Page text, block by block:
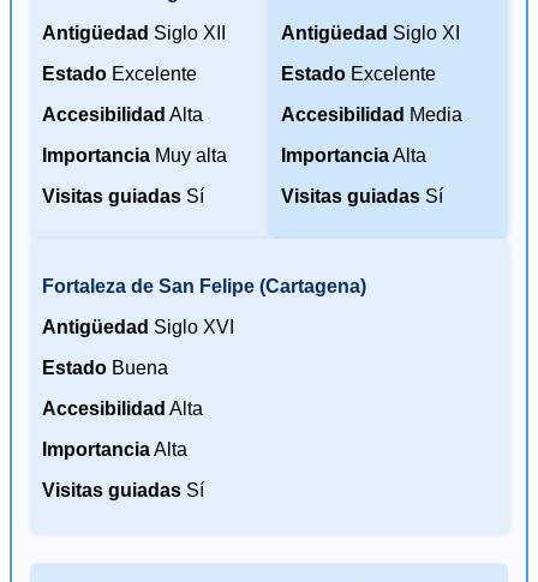
Antigüedad Siglo XII
Estado Excelente
Accesibilidad Alta
Importancia Muy alta
Visitas guiadas Sí
Antigüedad Siglo XI
Estado Excelente
Accesibilidad Media
ImportanciaAlta
Visitas guiadas Sí
Fortaleza de San Felipe (Cartagena)
Antigüedad Siglo XVI
Estado Buena
Accesibilidad Alta
ImportanciaAlta
Visitas guiadas Sí